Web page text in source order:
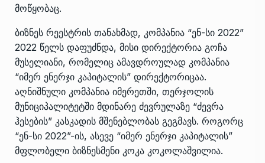
მოწყობაც.
ბიზნეს რეესტრის თანახმად, კომპანია “ენ-სი 2022”
2022 წელს დაფუძნდა, მისი დირექტორია გოჩა
მუსელიანი, რომელიც ამავდროულად კომპანია
“იმერ ენერჯი კაპიტალის” დირექტორიცაა.
აღნიშნული კომპანია იმერეთში, თერჯოლის
მუნიციპალიტეტში მდინარე ძევრულაზე “ძევრა
ჰესების” კასკადის მშენებლობას გეგმავს. როგორც
“ენ-სი 2022”-ის, ასევე “იმერ ენერჯი კაპიტალის”
მფლობელი ბიზნესმენი კოკა კოკოლაშვილია.